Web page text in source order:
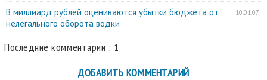
10.01.07
В миллиард рублей оцениваются убытки бюджета от
нелегального оборота водки
Последние комментарии : 1
ДОБАВИТЬ КОММЕНТАРИЙ